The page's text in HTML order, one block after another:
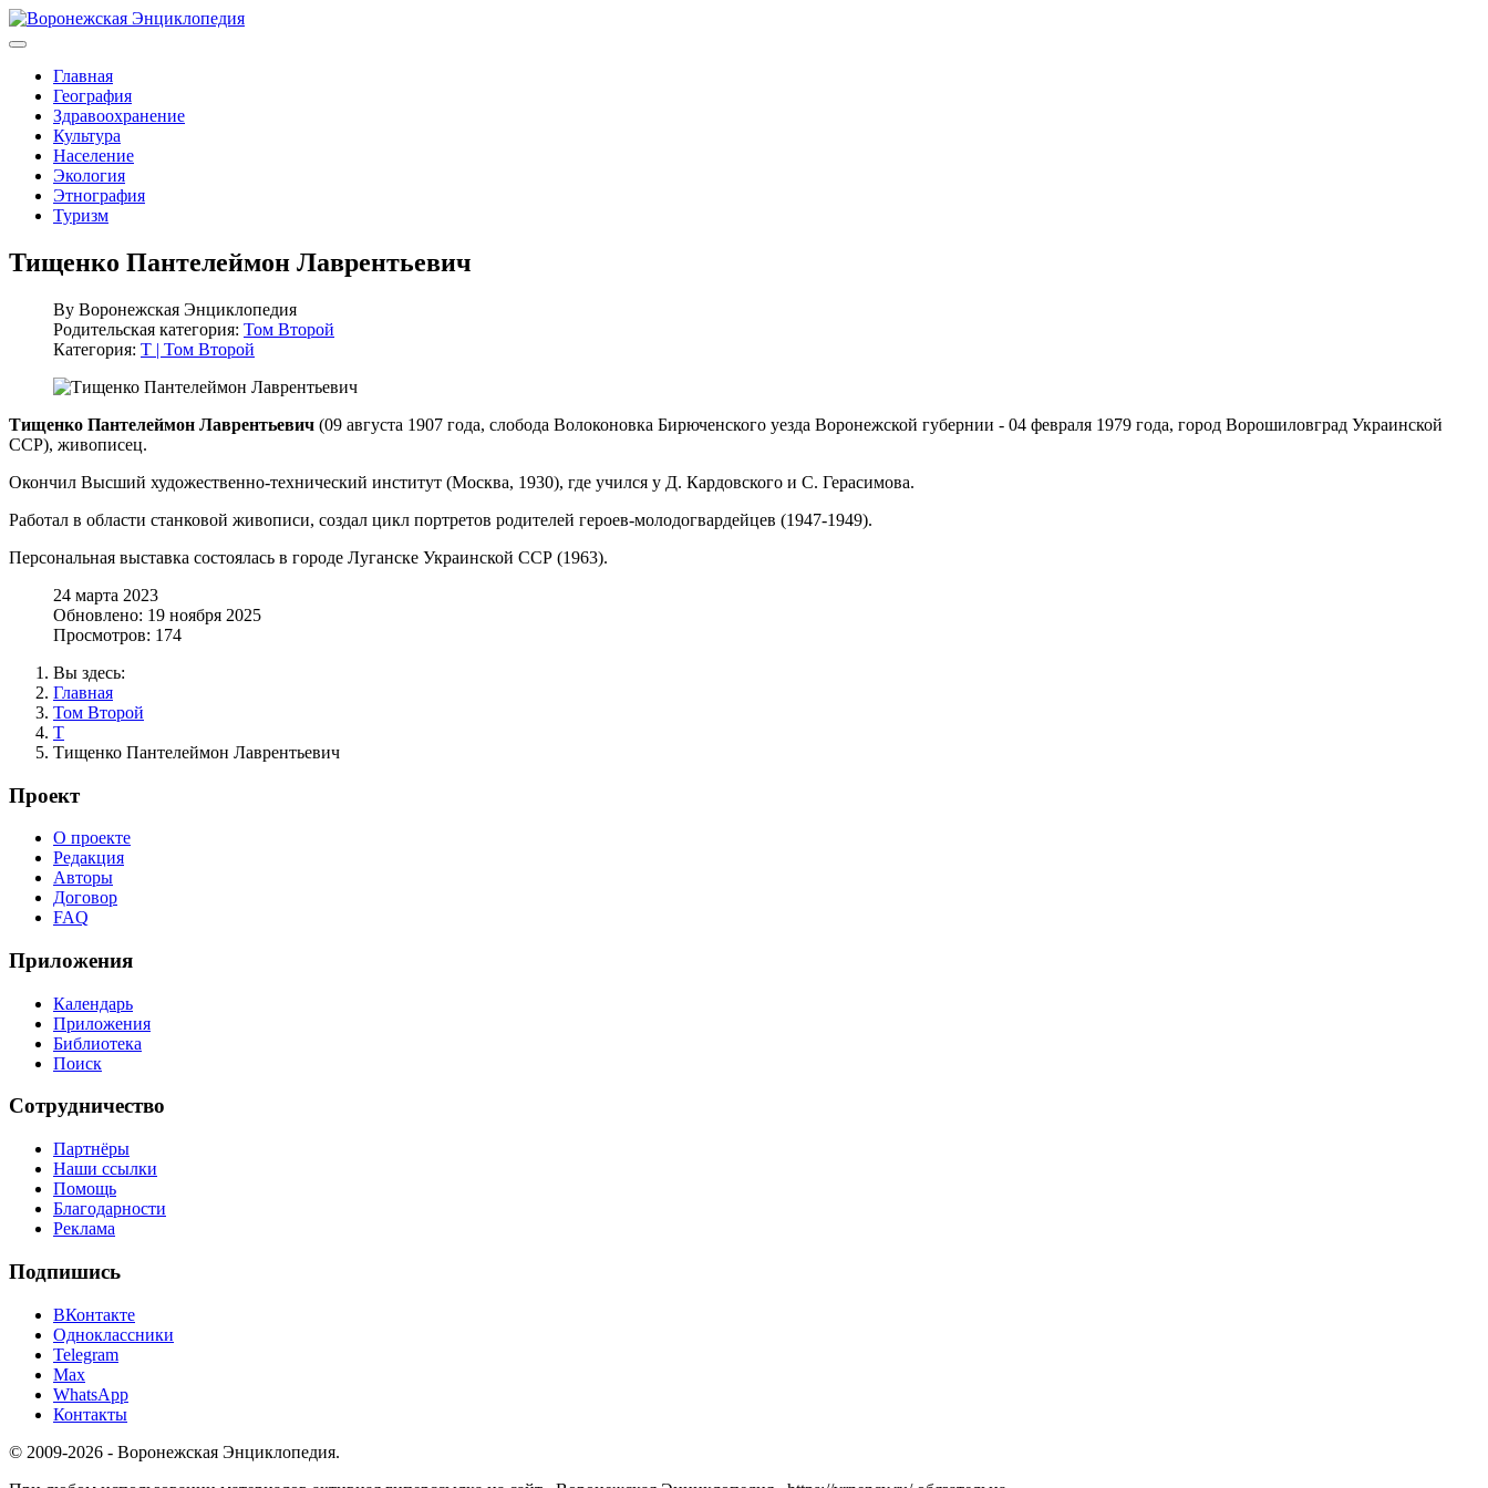
Главная
География
Здравоохранение
Культура
Население
Экология
Этнография
Туризм
Тищенко Пантелеймон Лаврентьевич
By Воронежская Энциклопедия
Родительская категория: Том Второй
Категория: Т | Том Второй
Тищенко Пантелеймон Лаврентьевич (09 августа 1907 года, слобода Волоконовка Бирюченского уезда Воронежской губернии - 04 февраля 1979 года, город Ворошиловград Украинской
ССР), живописец.
Окончил Высший художественно-технический институт (Москва, 1930), где учился у Д. Кардовского и С. Герасимова.
Работал в области станковой живописи, создал цикл портретов родителей героев-молодогвардейцев (1947-1949).
Персональная выставка состоялась в городе Луганске Украинской ССР (1963).
24 марта 2023
Обновлено: 19 ноября 2025
Просмотров: 174
Вы здесь:
Главная
Том Второй
Т
Тищенко Пантелеймон Лаврентьевич
Проект
О проекте
Редакция
Авторы
Договор
FAQ
Приложения
Календарь
Приложения
Библиотека
Поиск
Сотрудничество
Партнёры
Наши ссылки
Помощь
Благодарности
Реклама
Подпишись
ВКонтакте
Одноклассники
Telegram
Max
WhatsApp
Контакты
© 2009-2026 - Воронежская Энциклопедия.